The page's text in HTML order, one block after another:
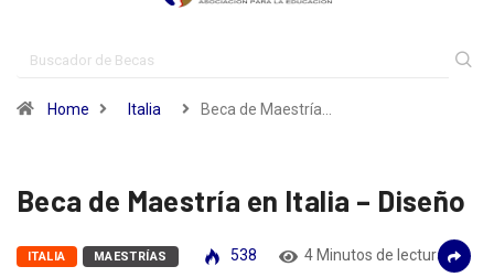
Home Italia Beca de Maestría…
Beca de Maestría en Italia – Diseño
ITALIA MAESTRÍAS 538 4 Minutos de lectura